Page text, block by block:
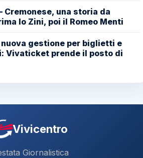
Cremonese, una storia da
lo Zini, poi il Romeo Menti
gestione per biglietti e
Vivaticket prende il posto di
Vivicentro
Giornalistica